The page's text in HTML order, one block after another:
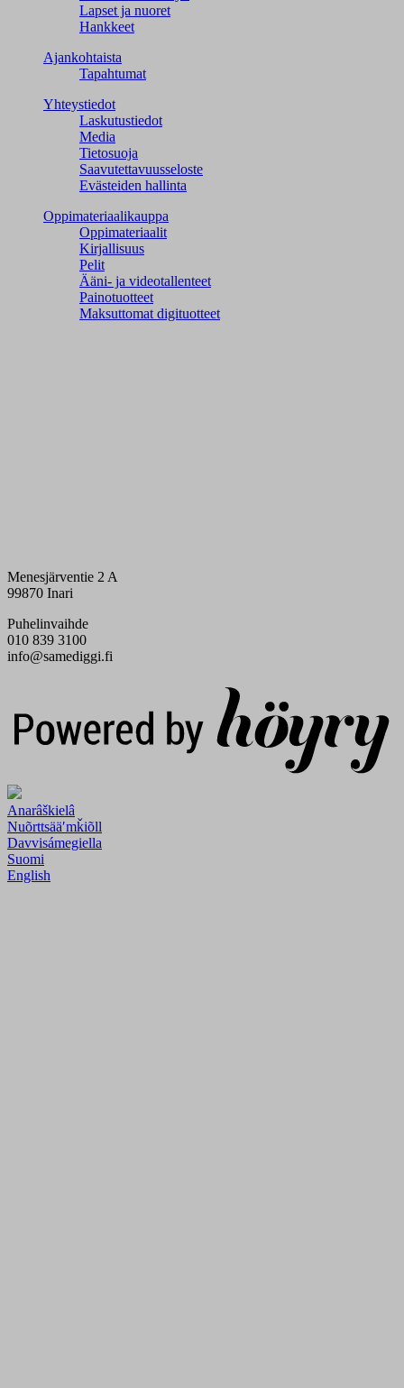
Lapset ja nuoret
Hankkeet
Ajankohtaista
Tapahtumat
Yhteystiedot
Laskutustiedot
Media
Tietosuoja
Saavutettavuusseloste
Evästeiden hallinta
Oppimateriaalikauppa
Oppimateriaalit
Kirjallisuus
Pelit
Ääni- ja videotallenteet
Painotuotteet
Maksuttomat digituotteet
Menesjärventie 2 A
99870 Inari
Puhelinvaihde
010 839 3100
info@samediggi.fi
Anarâškielâ
Nuõrttsääʹmǩiõll
Davvisámegiella
Suomi
English